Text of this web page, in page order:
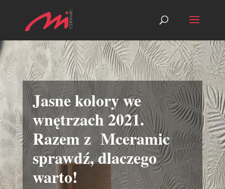
Jasne kolory we
wnętrzach 2021.
Razem z Mceramic
sprawdź, dlaczego
warto!